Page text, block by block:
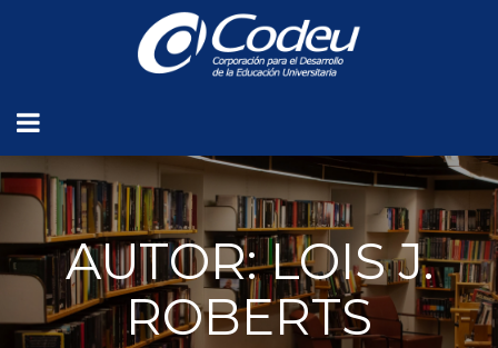
AUTOR: LOIS J.
ROBERTS